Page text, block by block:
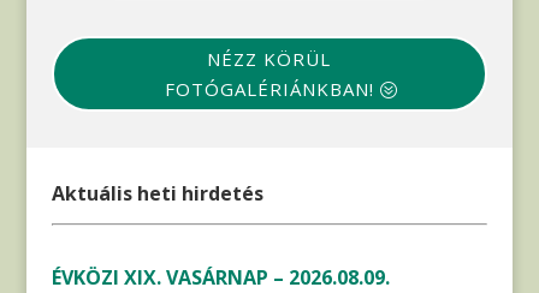
NÉZZ KÖRÜL
FOTÓGALÉRIÁNKBAN!
Aktuális heti hirdetés
ÉVKÖZI XIX. VASÁRNAP – 2026.08.09.